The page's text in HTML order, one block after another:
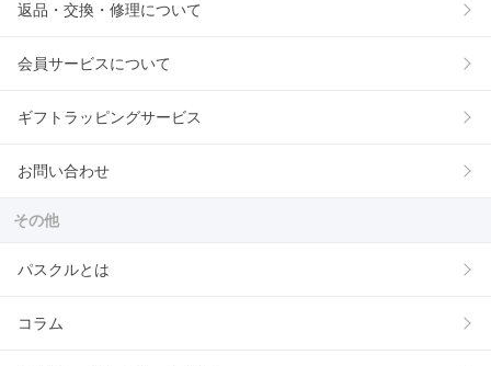
返品・交換・修理について
会員サービスについて
ギフトラッピングサービス
お問い合わせ
その他
パスクルとは
コラム